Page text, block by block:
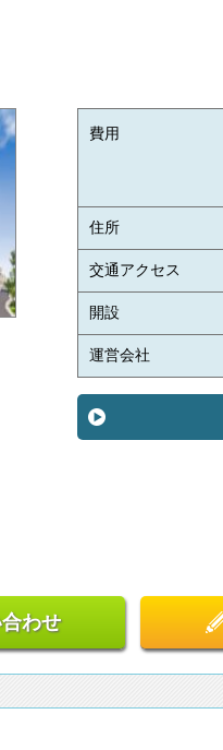
費用
住所
交通アクセス
開設
運営会社
わせ